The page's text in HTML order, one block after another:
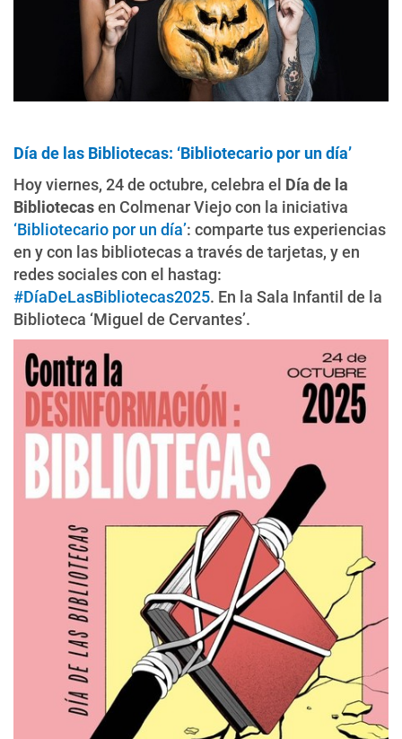
Día de las Bibliotecas: ‘Bibliotecario por un día’
Hoy viernes, 24 de octubre, celebra el Día de la
Bibliotecasen Colmenar Viejo con la iniciativa
‘Bibliotecario por un día’: comparte tus experiencias
en y con las bibliotecas a través de tarjetas, y en
redes sociales con el hastag:
#DíaDeLasBibliotecas2025. En la Sala Infantil de la
Biblioteca ‘Miguel de Cervantes’.